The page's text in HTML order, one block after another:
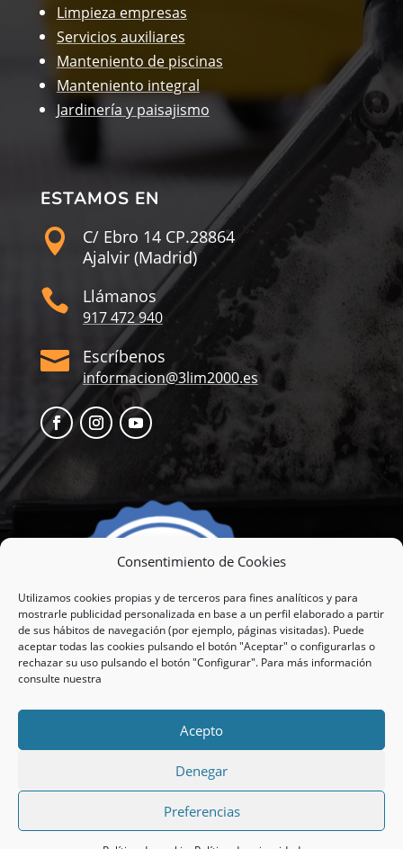
Consentimiento de Cookies
Utilizamos cookies propias y de terceros para fines analíticos y para
mostrarle publicidad personalizada en base a un perfil elaborado a partir
de sus hábitos de navegación (por ejemplo, páginas visitadas). Puede
aceptar todas las cookies pulsando el botón "Aceptar" o configurarlas o
rechazar su uso pulsando el botón "Configurar". Para más información
consulte nuestra
Acepto
Denegar
Preferencias
Limpieza empresas
Servicios auxiliares
Manteniento de piscinas
Manteniento integral
Jardinería y paisajismo
ESTAMOS EN

C/ Ebro 14 CP.28864
Ajalvir (Madrid)
 Llámanos
917 472 940
 Escríbenos
informacion@3lim2000.es
Aviso Legal
Política de Privacidad